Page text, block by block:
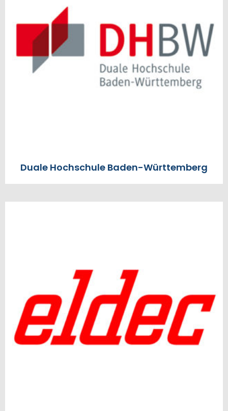
Duale Hochschule Baden-Württemberg